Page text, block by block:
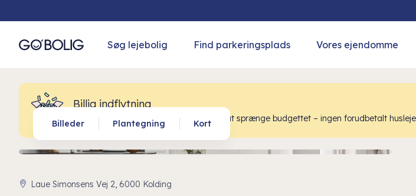
Søg lejebolig Find parkeringsplads Vores ejendomme
Billig indflytning
Kom godt på plads i dit nye hjem uden at sprænge budgettet – ingen forudbetalt husleje
Billeder Plantegning Kort
Laue Simonsens Vej 2, 6000 Kolding